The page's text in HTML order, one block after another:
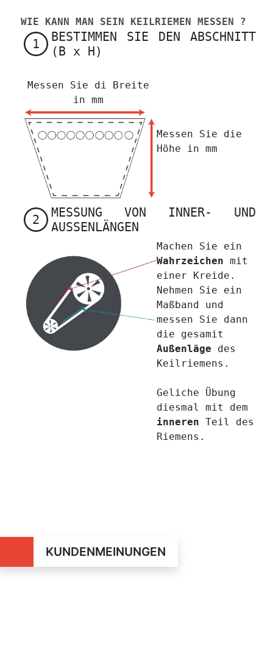
WIE KANN MAN SEIN KEILRIEMEN MESSEN ?
1
BESTIMMEN SIE DEN ABSCHNITT
(B x H)
Messen Sie di Breite
in mm
Messen Sie die
Höhe in mm
2
MESSUNG VON INNER- UND
AUSSENLÄNGEN
Machen Sie ein
Wahrzeichen mit
einer Kreide.
Nehmen Sie ein
Maßband und
messen Sie dann
die gesamit
Außenläge des
Keilriemens.
Geliche Übung
diesmal mit dem
inneren Teil des
Riemens.
KUNDENMEINUNGEN